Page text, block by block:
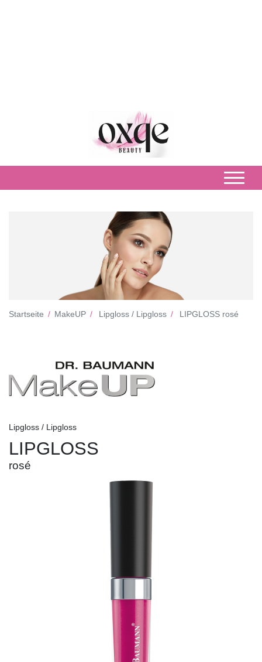
Startseite MakeUP Lipgloss / Lipgloss LIPGLOSS rosé
Lipgloss / Lipgloss
LIPGLOSS
rosé